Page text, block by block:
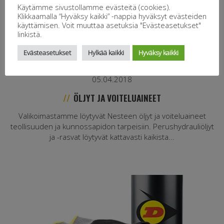
05.04.2018
ÖLJYT JA VOITELUAINEET
Valikoimastamme löytyvät Nesteen öljyt ja voiteluaineet
teollisuuden ja kunnossapidon tarpeisiin. Perushydrauliöljyt
ja -rasvat löytyvät kattavasti kaikista...
Käytämme sivustollamme evästeitä (cookies).
Klikkaamalla “Hyväksy kaikki” -nappia hyväksyt evästeiden
käyttämisen. Voit muuttaa asetuksia "Evästeasetukset"
linkistä.
Evästeasetukset Hylkää kaikki Hyväksy kaikki